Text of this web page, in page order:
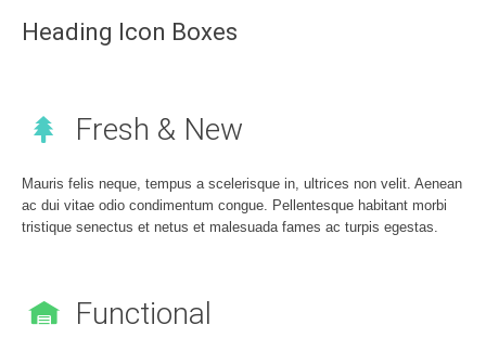
Heading Icon Boxes
Fresh & New
Mauris felis neque, tempus a scelerisque in, ultrices non velit. Aenean
ac dui vitae odio condimentum congue. Pellentesque habitant morbi
tristique senectus et netus et malesuada fames ac turpis egestas.
Functional